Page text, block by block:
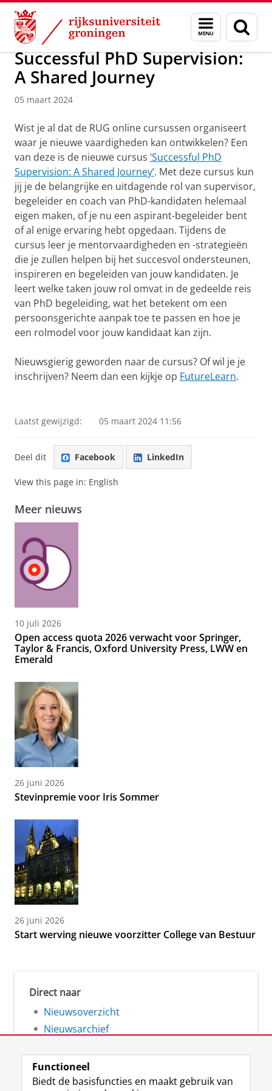
Skip
Content
Skip
Navigation
Menu
en
zoeken
Over ons Actueel Nieuws Nieuwsberichten
Successful PhD Supervision:
A Shared Journey
05 maart 2024
Wist je al dat de RUG online cursussen organiseert
waar je nieuwe vaardigheden kan ontwikkelen? Een
van deze is de nieuwe cursus ‘Successful PhD
Supervision: A Shared Journey’. Met deze cursus kun
jij je de belangrijke en uitdagende rol van supervisor,
begeleider en coach van PhD-kandidaten helemaal
eigen maken, of je nu een aspirant-begeleider bent
of al enige ervaring hebt opgedaan. Tijdens de
cursus leer je mentorvaardigheden en -strategieën
die je zullen helpen bij het succesvol ondersteunen,
inspireren en begeleiden van jouw kandidaten. Je
leert welke taken jouw rol omvat in de gedeelde reis
van PhD begeleiding, wat het betekent om een
persoonsgerichte aanpak toe te passen en hoe je
een rolmodel voor jouw kandidaat kan zijn.
Nieuwsgierig geworden naar de cursus? Of wil je je
inschrijven? Neem dan een kijkje op FutureLearn.
Laatst gewijzigd: 05 maart 2024 11:56
Deel dit Facebook LinkedIn
View this page in: English
Meer nieuws
10 juli 2026
Open access quota 2026 verwacht voor Springer,
Taylor & Francis, Oxford University Press, LWW en
Emerald
26 juni 2026
Stevinpremie voor Iris Sommer
26 juni 2026
Start werving nieuwe voorzitter College van Bestuur
Direct naar
Nieuwsoverzicht
Nieuwsarchief
Functioneel
Biedt de basisfuncties en maakt gebruik van